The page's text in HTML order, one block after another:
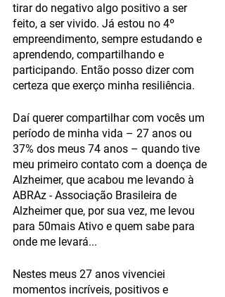
tirar do negativo algo positivo a ser
feito, a ser vivido. Já estou no 4º
empreendimento, sempre estudando e
aprendendo, compartilhando e
participando. Então posso dizer com
certeza que exerço minha resiliência.
Daí querer compartilhar com vocês um
período de minha vida – 27 anos ou
37% dos meus 74 anos – quando tive
meu primeiro contato com a doença de
Alzheimer, que acabou me levando à
ABRAz - Associação Brasileira de
Alzheimer que, por sua vez, me levou
para 50mais Ativo e quem sabe para
onde me levará...
Nestes meus 27 anos vivenciei
momentos incríveis, positivos e